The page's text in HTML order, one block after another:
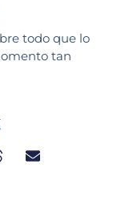
todo que lo
tan